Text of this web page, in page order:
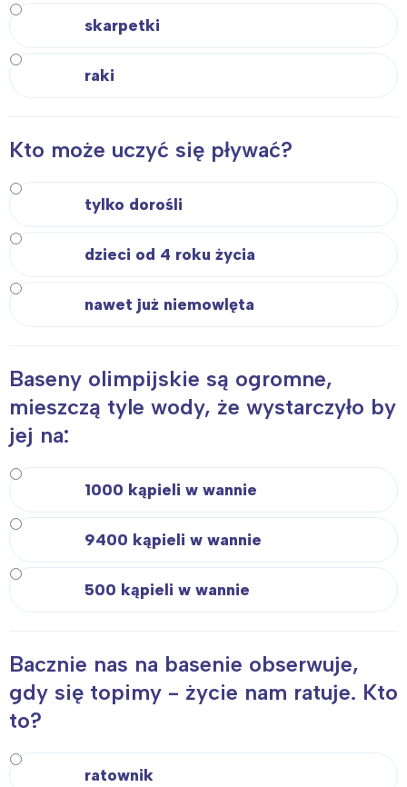
skarpetki
raki
Kto może uczyć się pływać?
tylko dorośli
dzieci od 4 roku życia
nawet już niemowlęta
Baseny olimpijskie są ogromne,
mieszczą tyle wody, że wystarczyło by
jej na:
1000 kąpieli w wannie
9400 kąpieli w wannie
500 kąpieli w wannie
Bacznie nas na basenie obserwuje,
gdy się topimy - życie nam ratuje. Kto
to?
ratownik
Interesują mnie wydarzenia z
tego regionu:
Łódź
Trójmiasto
Wrocław
Kraków
Południe
Wszystkie